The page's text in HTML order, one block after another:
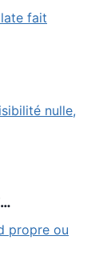
fait
nulle,
propre ou